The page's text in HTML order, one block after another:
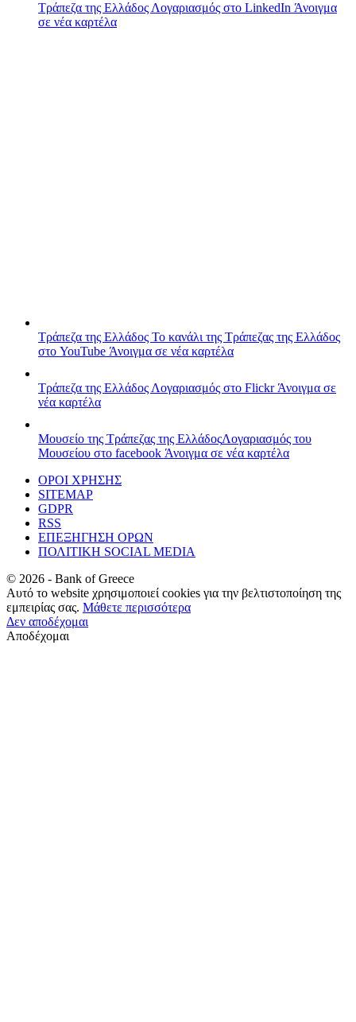
Τράπεζα της Ελλάδος Λογαριασμός στο LinkedIn Άνοιγμα
σε νέα καρτέλα
Τράπεζα της Ελλάδος Το κανάλι της Τράπεζας της Ελλάδος
στο YouTube Άνοιγμα σε νέα καρτέλα
Τράπεζα της Ελλάδος Λογαριασμός στο FlickrΆνοιγμα σε
νέα καρτέλα
Μουσείο της Τράπεζας της ΕλλάδοςΛογαριασμός του
Μουσείου στο facebook Άνοιγμα σε νέα καρτέλα
ΟΡΟΙ ΧΡΗΣΗΣ
SITEMAP
GDPR
RSS
ΕΠΕΞΗΓΗΣΗ ΟΡΩΝ
ΠΟΛΙΤΙΚΗ SOCIAL MEDIA
© 2026 - Bank of Greece
Αυτό το website χρησιμοποιεί cookies για την βελτιστοποίηση της
εμπειρίας σας. Μάθετε περισσότερα
Δεν αποδέχομαι
Αποδέχομαι